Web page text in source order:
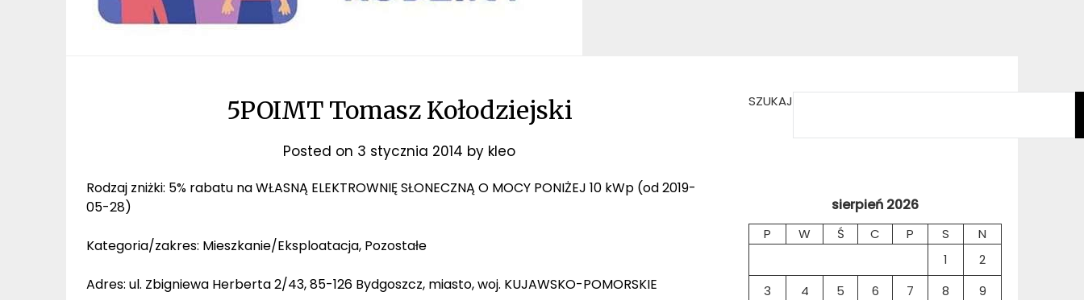
5POIMT Tomasz Kołodziejski
Posted on 3 stycznia 2014 by kleo
Rodzaj zniżki: 5% rabatu na WŁASNĄ ELEKTROWNIĘ SŁONECZNĄ O MOCY PONIŻEJ 10 kWp (od 2019-
05-28)
Kategoria/zakres: Mieszkanie/Eksploatacja, Pozostałe
Adres: ul. Zbigniewa Herberta 2/43, 85-126 Bydgoszcz, miasto, woj. KUJAWSKO-POMORSKIE
SZUKAJ
sierpień 2026
P W Ś C P S
N
1
2
3
4 5 6 7 8
9